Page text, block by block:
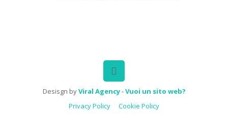
Desisgn byViral Agency-Vuoi un sito web?
Privacy Policy
Cookie Policy